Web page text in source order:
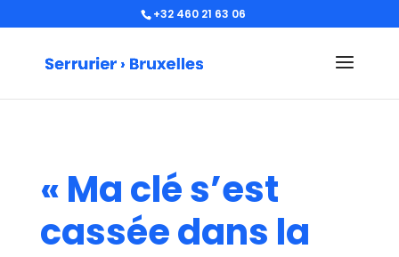
+32 460 21 63 06
« Ma clé s’est
cassée dans la